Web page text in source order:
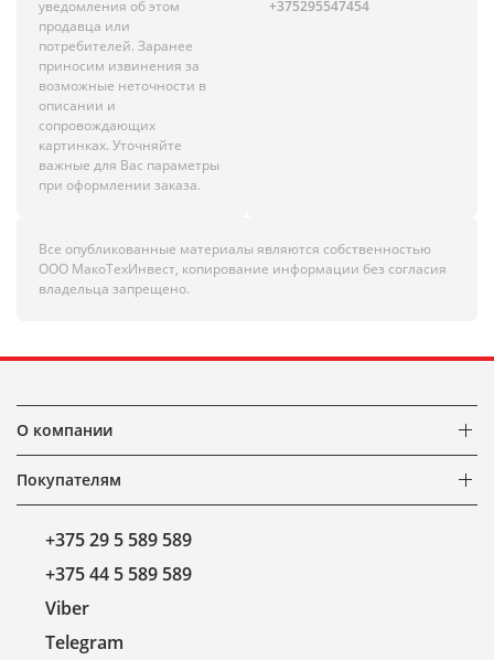
уведомления об этом
продавца или
потребителей. Заранее
приносим извинения за
возможные неточности в
описании и
сопровождающих
картинках. Уточняйте
важные для Вас параметры
при оформлении заказа.
+375295547454
Все опубликованные материалы являются собственностью
ООО МакоТехИнвест, копирование информации без согласия
владельца запрещено.
О компании
Покупателям
+375 29 5 589 589
+375 44 5 589 589
Viber
Telegram